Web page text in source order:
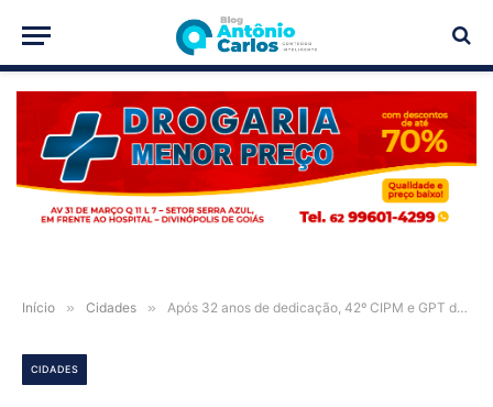
PUBLICIDADE
Início » Cidades » Após 32 anos de dedicação, 42º CIPM e GPT de Campos Belos prestam homenagem ao Tenente Magalhães em sua passagem para a Reserva
CIDADES